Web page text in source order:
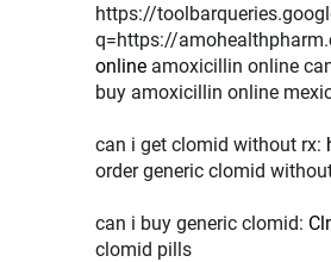
https://
q=https://
online amoxicillin online
buy amoxicillin online
can i get clomid without rx:
order generic clomid
can i buy generic clomid:
clomid pills